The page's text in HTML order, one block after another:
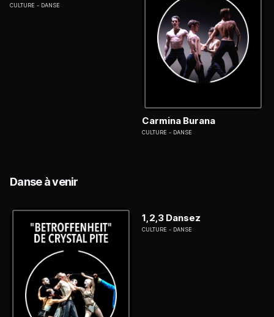
CULTURE DANSE
Carmina Burana
CULTURE DANSE
Danse à venir
1,2,3 Dansez
CULTURE DANSE